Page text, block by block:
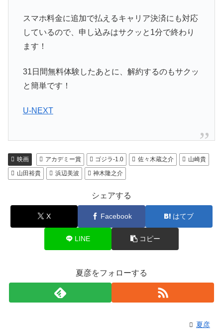
スマホ料金に追加で払えるキャリア決済にも対応
しているので、申し込みはサクッと1分で終わり
ます！
31日間無料体験したあとに、解約するのもサクッ
と簡単です！
U-NEXT
映画 アカデミー賞 ゴジラ-1.0 佐々木蔵之介
山崎貴
山田裕貴
浜辺美波 神木隆之介
シェアする
X Facebook はてブ
LINE コピー
夏彦をフォローする
夏彦